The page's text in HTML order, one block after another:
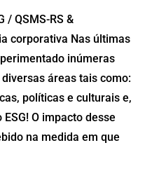
/ QSMS-RS &
corporativa Nas últimas
inúmeras
áreas tais como:
políticas e culturais e,
O impacto desse
na medida em que